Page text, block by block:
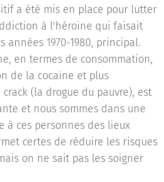
a été mis en place pour lutter
à l'héroïne qui faisait
années 1970-1980, principal.
en termes de consommation,
de la cocaïne et plus
(la drogue du pauvre), est
et nous sommes dans une
à ces personnes des lieux
certes de réduire les risques
on ne sait pas les soigner